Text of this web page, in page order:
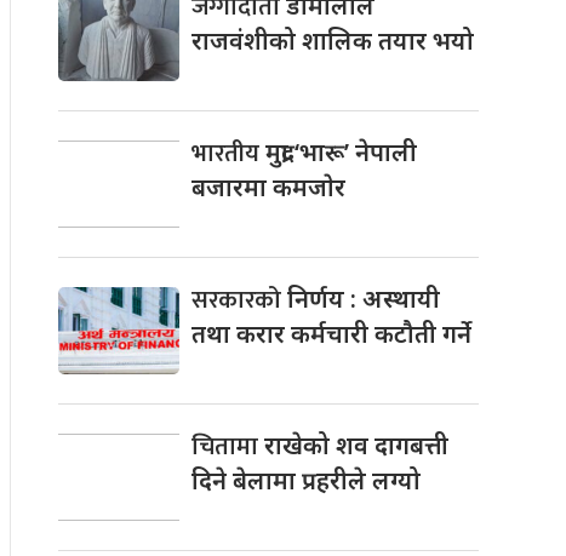
राजवंशीको शालिक तयार भयो
भारतीयमुद्रा ‘भारू’ नेपाली
बजारमा कमजाेर
सरकारकोनिर्णय : अस्थायी
तथा करार कर्मचारी कटौती गर्ने
चितामाराखेको शव दागबत्ती
दिने बेलामा प्रहरीले लग्यो